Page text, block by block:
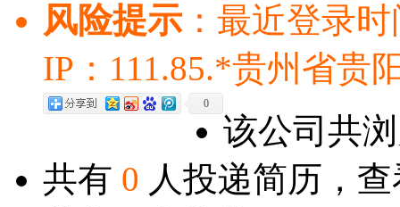
风险提示：最近登录时
IP：111.85.*贵州省贵
0
该公司共
共有 0 人投递简历，